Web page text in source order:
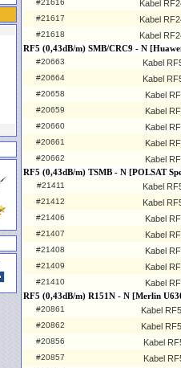
#21616 Kabel
#21617 Kabel
#21618 Kabel
RF5 (0,43dB/m) SMB/CRC9 - N
#20663 Kabel
#20664 Kabel
#20658 Kabel
#20659 Kabel
#20660 Kabel
#20661 Kabel
#20662 Kabel
RF5 (0,43dB/m) TSMB - N [POLSAT
#21411 Kabel
#21412 Kabel
#21406 Kabel
#21407 Kabel
#21408 Kabel
#21409 Kabel
#21410 Kabel
RF5 (0,43dB/m) R151N - N [Merlin
#20861 Kabel
#20862 Kabel
#20856 Kabel
#20857 Kabel